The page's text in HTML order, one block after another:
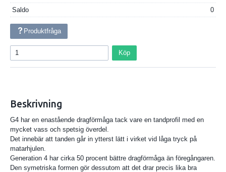
Saldo
0
Produktfråga
Köp
Beskrivning
G4 har en enastående dragförmåga tack vare en tandprofil med en
mycket vass och spetsig överdel.
Det innebär att tanden går in ytterst lätt i virket vid låga tryck på
matarhjulen.
Generation 4 har cirka 50 procent bättre dragförmåga än föregångaren.
Den symetriska formen gör dessutom att det drar precis lika bra